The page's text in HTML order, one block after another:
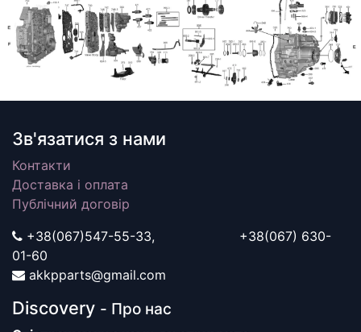
Зв'язатися з нами
Контакти
Доставка і оплата
Публічний договір
+38(067)547-55-33, +38(067) 630-
01-60
akkpparts@gmail.com
Discovery - Про нас